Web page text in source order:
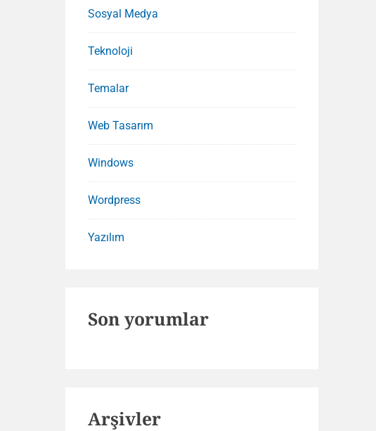
Sosyal Medya
Teknoloji
Temalar
Web Tasarım
Windows
Wordpress
Yazılım
Son yorumlar
Arşivler